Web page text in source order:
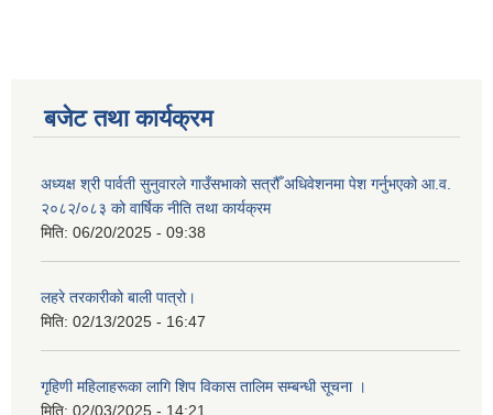
बजेट तथा कार्यक्रम
अध्यक्ष श्री पार्वती सुनुवारले गाउँसभाको सत्रौँ अधिवेशनमा पेश गर्नुभएको आ.व.
२०८२/०८३ को वार्षिक नीति तथा कार्यक्रम
मिति: 06/20/2025 - 09:38
लहरे तरकारीको बाली पात्रो।
मिति: 02/13/2025 - 16:47
गृहिणी महिलाहरूका लागि शिप विकास तालिम सम्बन्धी सूचना ‌।
मिति: 02/03/2025 - 14:21